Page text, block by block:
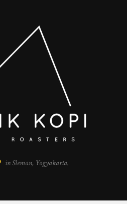
in Sleman, Yogyakarta.